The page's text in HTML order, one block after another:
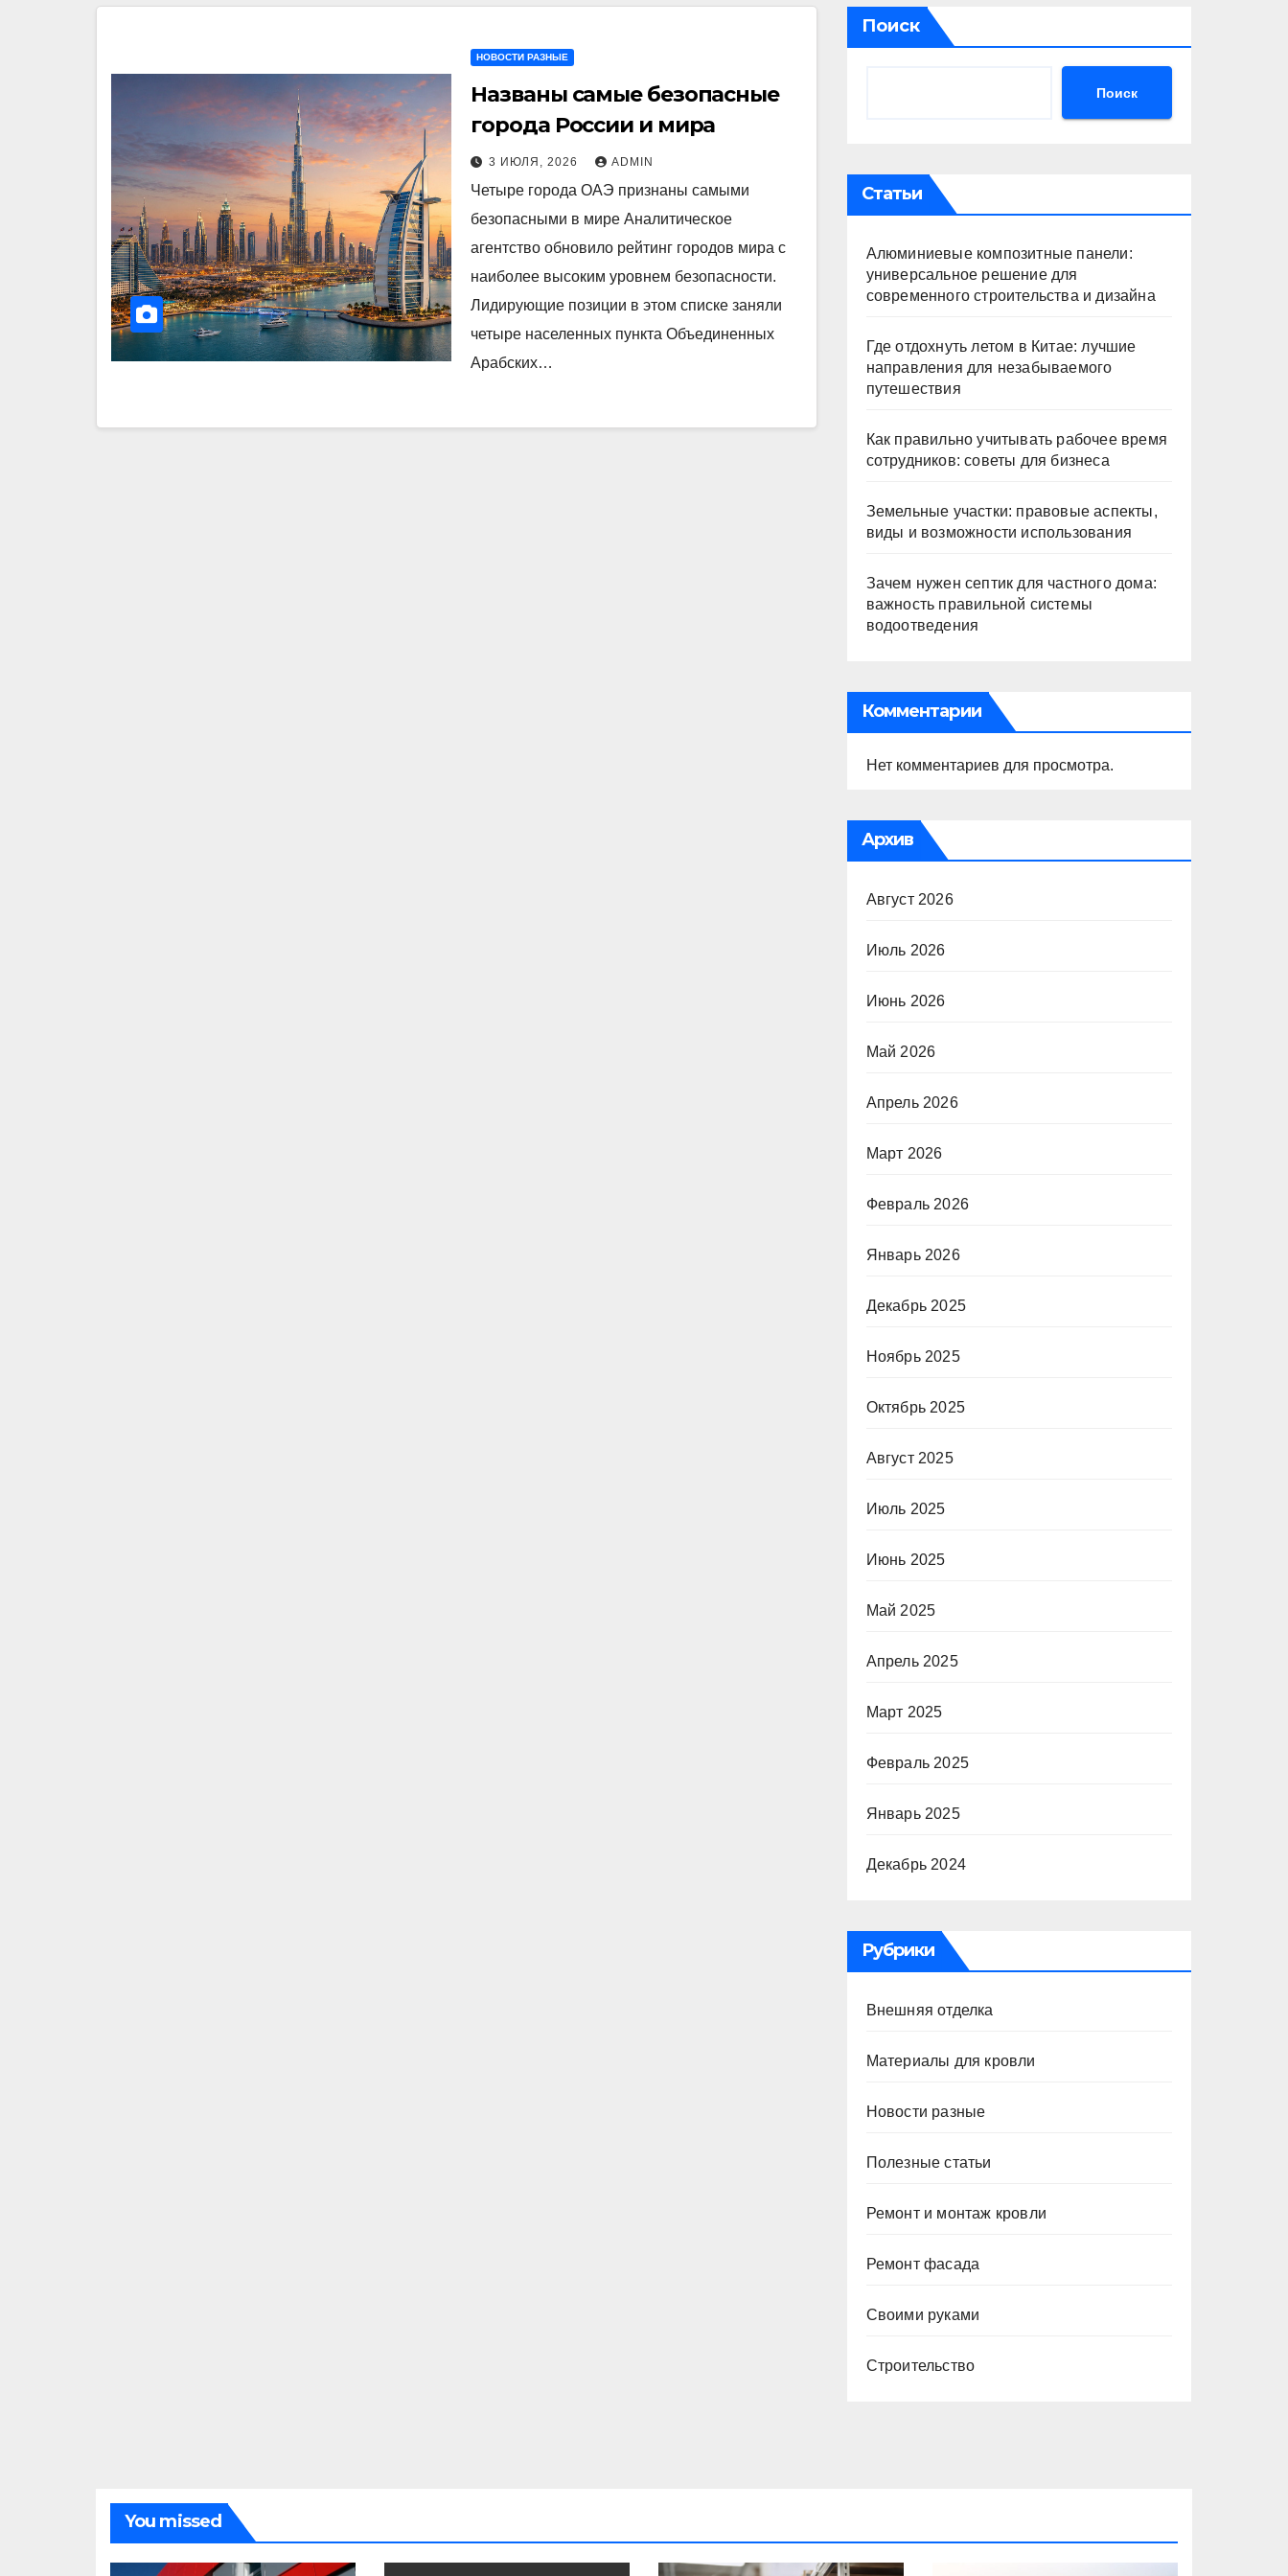
НОВОСТИ РАЗНЫЕ
Названы самые безопасные
города России и мира
3 ИЮЛЯ, 2026 ADMIN
Четыре города ОАЭ признаны самыми
безопасными в мире Аналитическое
агентство обновило рейтинг городов мира с
наиболее высоким уровнем безопасности.
Лидирующие позиции в этом списке заняли
четыре населенных пункта Объединенных
Арабских…
Поиск
Поиск
Статьи
Алюминиевые композитные панели:
универсальное решение для
современного строительства и дизайна
Где отдохнуть летом в Китае: лучшие
направления для незабываемого
путешествия
Как правильно учитывать рабочее время
сотрудников: советы для бизнеса
Земельные участки: правовые аспекты,
виды и возможности использования
Зачем нужен септик для частного дома:
важность правильной системы
водоотведения
Комментарии
Нет комментариев для просмотра.
Архив
Август 2026
Июль 2026
Июнь 2026
Май 2026
Апрель 2026
Март 2026
Февраль 2026
Январь 2026
Декабрь 2025
Ноябрь 2025
Октябрь 2025
Август 2025
Июль 2025
Июнь 2025
Май 2025
Апрель 2025
Март 2025
Февраль 2025
Январь 2025
Декабрь 2024
Рубрики
Внешняя отделка
Материалы для кровли
Новости разные
Полезные статьи
Ремонт и монтаж кровли
Ремонт фасада
Своими руками
Строительство
You missed